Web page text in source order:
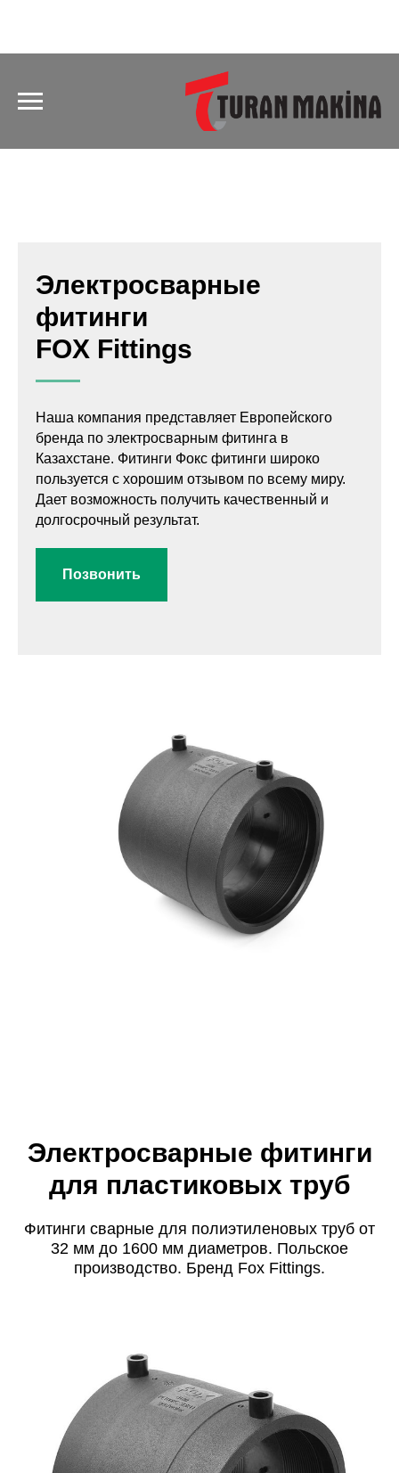
Электросварные
фитинги
FOX Fittings
Наша компания представляет Европейского
бренда по электросварным фитинга в
Казахстане. Фитинги Фокс фитинги широко
пользуется с хорошим отзывом по всему миру.
Дает возможность получить качественный и
долгосрочный результат.
Позвонить
Электросварные фитинги
для пластиковых труб
Фитинги сварные для полиэтиленовых труб от
32 мм до 1600 мм диаметров. Польское
производство. Бренд Fox Fittings.